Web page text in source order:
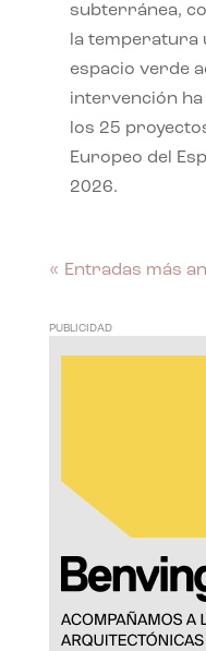
subterránea,
la
espacio verde
intervención
los 25
Europeo del
2026.
« Entradas más
PUBLICIDAD